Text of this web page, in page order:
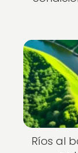
Ríos al